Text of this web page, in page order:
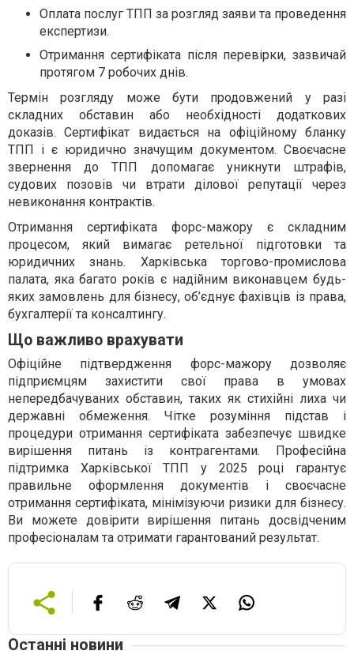
Оплата послуг ТПП за розгляд заяви та проведення
експертизи.
Отримання сертифіката після перевірки, зазвичай
протягом 7 робочих днів.
Термін розгляду може бути продовжений у разі
складних обставин або необхідності додаткових
доказів. Сертифікат видається на офіційному бланку
ТПП і є юридично значущим документом. Своєчасне
звернення до ТПП допомагає уникнути штрафів,
судових позовів чи втрати ділової репутації через
невиконання контрактів.
Отримання сертифіката форс-мажору є складним
процесом, який вимагає ретельної підготовки та
юридичних знань. Харківська торгово-промислова
палата, яка багато років є надійним виконавцем будь-
яких замовлень для бізнесу, об’єднує фахівців із права,
бухгалтерії та консалтингу.
Що важливо врахувати
Офіційне підтвердження форс-мажору дозволяє
підприємцям захистити свої права в умовах
непередбачуваних обставин, таких як стихійні лиха чи
державні обмеження. Чітке розуміння підстав і
процедури отримання сертифіката забезпечує швидке
вирішення питань із контрагентами. Професійна
підтримка Харківської ТПП у 2025 році гарантує
правильне оформлення документів і своєчасне
отримання сертифіката, мінімізуючи ризики для бізнесу.
Ви можете довірити вирішення питань досвідченим
професіоналам та отримати гарантований результат.
Останні новини